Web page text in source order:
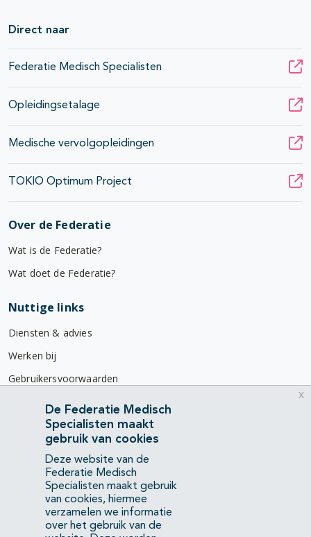
Direct naar
Federatie Medisch Specialisten
Opleidingsetalage
Medische vervolgopleidingen
TOKIO Optimum Project
Over de Federatie
Wat is de Federatie?
Wat doet de Federatie?
Nuttige links
Diensten & advies
Werken bij
Gebruikersvoorwaarden
Privacyverklaring
Contact
Mercatorlaan 1200
3528 BL Utrecht
(088) 505 34 34
info@richtlijnendatabase.nl
De Federatie Medisch
Specialisten maakt
gebruik van cookies
Deze website van de
Federatie Medisch
Specialisten maakt gebruik
van cookies, hiermee
verzamelen we informatie
over het gebruik van de
x